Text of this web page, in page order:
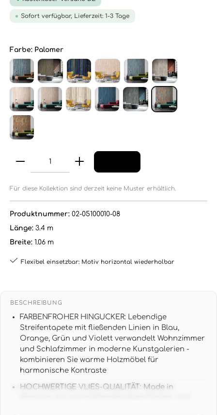
Sofort verfügbar, Lieferzeit: 1-3 Tage
Farbe: Palomer
Für diese Kollektion sind derzeit keine Muster erhältlich.
Produktnummer: 02-05100010-08
Länge: 3.4 m
Breite: 1.06 m
Flexibel einsetzbar: Motiv horizontal wiederholbar
BESCHREIBUNG
FARBENFROHER HINGUCKER: Lebendige
Streifentapete mit fließenden Linien in Blau,
Orange, Grün und Violett verwandelt Wohnzimmer
und Schlafzimmer in moderne Kunstgalerien -
kombinieren Sie warme Holzmöbel für
harmonische Kontraste
HOCHWERTIGE VLIES-QUALITÄT: Made in